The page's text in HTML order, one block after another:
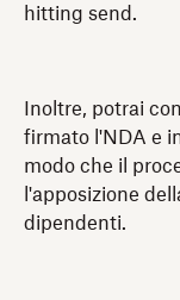
hitting send.
Inoltre, potrai
firmato l'NDA e
modo che il
l'apposizione
dipendenti.